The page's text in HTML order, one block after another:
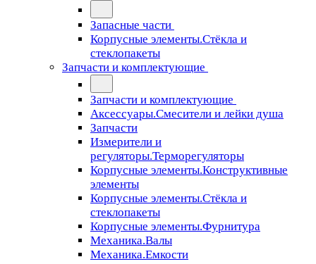
Запасные части
Корпусные элементы.Стёкла и
стеклопакеты
Запчасти и комплектующие
Запчасти и комплектующие
Аксессуары.Смесители и лейки душа
Запчасти
Измерители и
регуляторы.Терморегуляторы
Корпусные элементы.Конструктивные
элементы
Корпусные элементы.Стёкла и
стеклопакеты
Корпусные элементы.Фурнитура
Механика.Валы
Механика.Емкости